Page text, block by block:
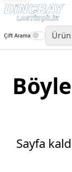
Çift Arama
Sayfa